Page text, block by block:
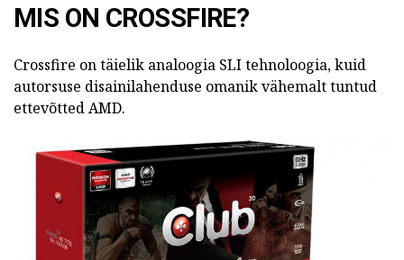
MIS ON CROSSFIRE?
Crossfire on täielik analoogia SLI tehnoloogia, kuid
autorsuse disainilahenduse omanik vähemalt tuntud
ettevõtted AMD.